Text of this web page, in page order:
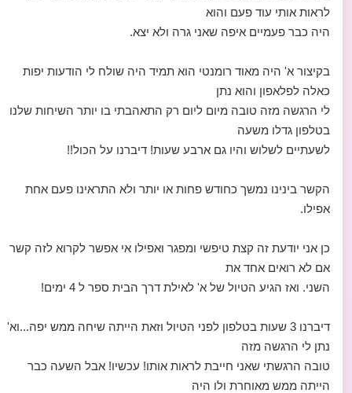
לראות אותי עוד פעם והוא
היה כבר פעמיים איפה שאני גרה ולא יצא.
בקיצור א' היה מאוד רומנטי הוא תמיד היה שולח לי הודעות יפות
כאלה לפלאפון והוא נתן
לי הרגשה מזה טובה מיום ליום רק התאהבתי בו יותר השיחות שלנו
בטלפון גדלו משעה
לשעתיים לשלוש והיו גם ארבע שעות! דיברנו על הכול!!
הקשר בינינו נמשך כחודש פחות או יותר ולא התראינו פעם אחת
אפילו.
כן אני יודעת זה קצת טיפשי ומפגר ואפילו אי אפשר לקרוא לזה קשר
אם לא רואים אחד את
השני. ואז הגיע הטיול של א' לאילת דרך הבית ספר ל 4 ימים!
דיברנו 3 שעות בטלפון לפני הטיול וזאת הייתה שיחה ממש יפה...וא'
נתן לי הרגשה מזה
טובה הרגשתי שאני חייבת לראות אותו! עכשיו! אבל השעה כבר
הייתה ממש מאוחרת ולו היה